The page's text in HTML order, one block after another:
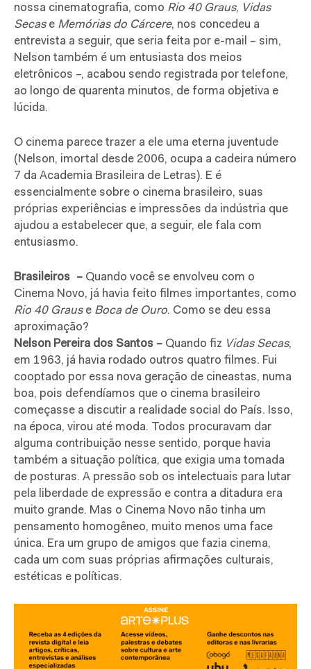
nossa cinematografia, como Rio 40 Graus, Vidas
Secase Memórias do Cárcere, nos concedeu a
entrevista a seguir, que seria feita por e-mail – sim,
Nelson também é um entusiasta dos meios
eletrônicos –, acabou sendo registrada por telefone,
ao longo de quarenta minutos, de forma objetiva e
lúcida.
O cinema parece trazer a ele uma eterna juventude
(Nelson, imortal desde 2006, ocupa a cadeira número
7 da Academia Brasileira de Letras). E é
essencialmente sobre o cinema brasileiro, suas
próprias experiências e impressões da indústria que
ajudou a estabelecer que, a seguir, ele fala com
entusiasmo.
Brasileiros – Quando você se envolveu com o
Cinema Novo, já havia feito filmes importantes, como
Rio 40 Grause Boca de Ouro. Como se deu essa
aproximação?
Nelson Pereira dos Santos – Quando fiz Vidas Secas,
em 1963, já havia rodado outros quatro filmes. Fui
cooptado por essa nova geração de cineastas, numa
boa, pois defendíamos que o cinema brasileiro
começasse a discutir a realidade social do País. Isso,
na época, virou até moda. Todos procuravam dar
alguma contribuição nesse sentido, porque havia
também a situação política, que exigia uma tomada
de posturas. A pressão sob os intelectuais para lutar
pela liberdade de expressão e contra a ditadura era
muito grande. Mas o Cinema Novo não tinha um
pensamento homogêneo, muito menos uma face
única. Era um grupo de amigos que fazia cinema,
cada um com suas próprias afirmações culturais,
estéticas e políticas.